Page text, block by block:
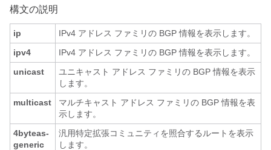
構文の説明
ip
IPv4 アドレス ファミリの BGP 情報を表示します。
ipv4
IPv4 アドレス ファミリの BGP 情報を表示します。
unicast
ユニキャスト アドレス ファミリの BGP 情報を表示
します。
multicast
マルチキャスト アドレス ファミリの BGP 情報を表
示します。
4byteas-
generic
汎用特定拡張コミュニティを照合するルートを表示
します。